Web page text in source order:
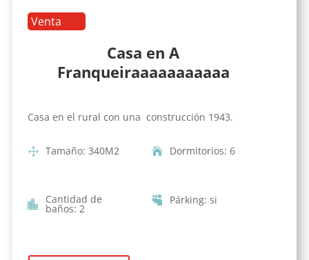
Venta
Casa en A
Franqueiraaaaaaaaaaa
Casa en el rural con una construcción 1943.
Tamaño: 340M2 Dormitorios: 6
Cantidad de
baños: 2
Párking: si